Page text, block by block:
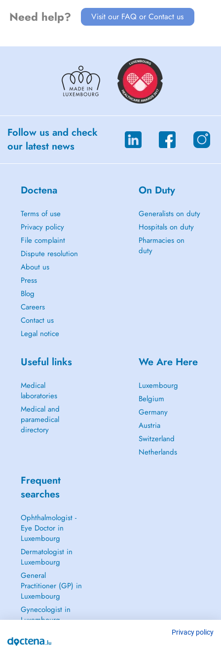
Need help? Visit our FAQ or Contact us
Follow us and check
our latest news
Doctena
Terms of use
Privacy policy
File complaint
Dispute resolution
About us
Press
Blog
Careers
Contact us
Legal notice
On Duty
Generalists on duty
Hospitals on duty
Pharmacies on
duty
Useful links
Medical
laboratories
Medical and
paramedical
directory
We Are Here
Luxembourg
Belgium
Germany
Austria
Switzerland
Netherlands
Frequent
searches
Ophthalmologist -
Eye Doctor in
Luxembourg
Dermatologist in
Luxembourg
General
Practitioner (GP) in
Luxembourg
Gynecologist in
Luxembourg
Privacy policy